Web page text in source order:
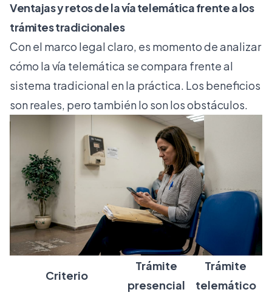
Ventajas y retos de la vía telemática frente a los
trámites tradicionales
Con el marco legal claro, es momento de analizar
cómo la vía telemática se compara frente al
sistema tradicional en la práctica. Los beneficios
son reales, pero también lo son los obstáculos.
Criterio
Trámite
presencial
Trámite
telemático